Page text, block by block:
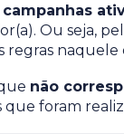
campanhas
Ou seja,
regras naquele
não
foram